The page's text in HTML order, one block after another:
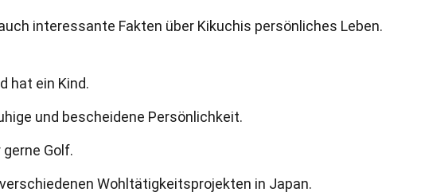
interessante Fakten über Kikuchis persönliches Leben.
hat ein Kind.
und bescheidene Persönlichkeit.
Golf.
Wohltätigkeitsprojekten in Japan.